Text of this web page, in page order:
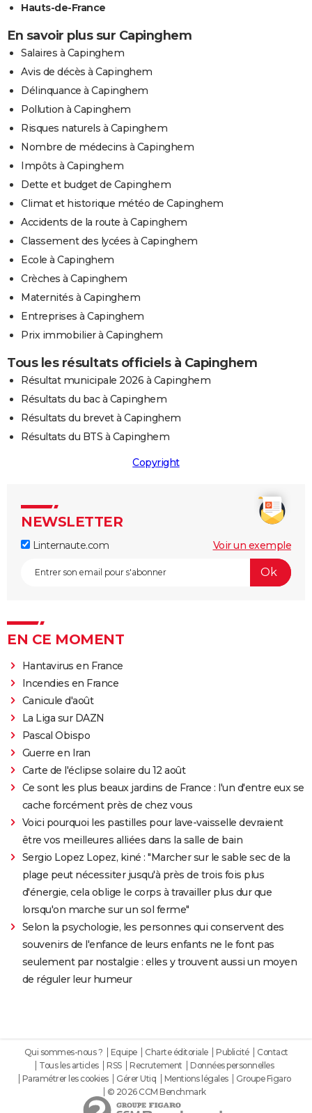
Hauts-de-France
En savoir plus sur Capinghem
Salaires à Capinghem
Avis de décès à Capinghem
Délinquance à Capinghem
Pollution à Capinghem
Risques naturels à Capinghem
Nombre de médecins à Capinghem
Impôts à Capinghem
Dette et budget de Capinghem
Climat et historique météo de Capinghem
Accidents de la route à Capinghem
Classement des lycées à Capinghem
Ecole à Capinghem
Crèches à Capinghem
Maternités à Capinghem
Entreprises à Capinghem
Prix immobilier à Capinghem
Tous les résultats officiels à Capinghem
Résultat municipale 2026 à Capinghem
Résultats du bac à Capinghem
Résultats du brevet à Capinghem
Résultats du BTS à Capinghem
Copyright
NEWSLETTER
Linternaute.com Voir un exemple
EN CE MOMENT
Hantavirus en France
Incendies en France
Canicule d'août
La Liga sur DAZN
Pascal Obispo
Guerre en Iran
Carte de l'éclipse solaire du 12 août
Ce sont les plus beaux jardins de France : l'un d'entre eux se
cache forcément près de chez vous
Voici pourquoi les pastilles pour lave-vaisselle devraient
être vos meilleures alliées dans la salle de bain
Sergio Lopez Lopez, kiné : "Marcher sur le sable sec de la
plage peut nécessiter jusqu'à près de trois fois plus
d'énergie, cela oblige le corps à travailler plus dur que
lorsqu'on marche sur un sol ferme"
Selon la psychologie, les personnes qui conservent des
souvenirs de l'enfance de leurs enfants ne le font pas
seulement par nostalgie : elles y trouvent aussi un moyen
de réguler leur humeur
Qui sommes-nous ? Equipe Charte éditoriale Publicité
Contact
Tous les articles
RSS Recrutement
Données personnelles
Paramétrer les cookies
Gérer Utiq Mentions légales
Groupe Figaro
© 2026 CCM Benchmark